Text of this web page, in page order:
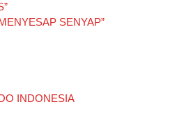
SENYAP”
INDONESIA